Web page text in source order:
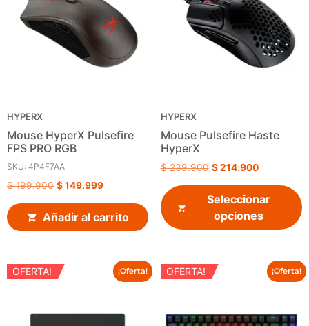
HYPERX
Mouse HyperX Pulsefire
FPS PRO RGB
SKU: 4P4F7AA
$199.900 $149.999
Añadir al carrito
HYPERX
Mouse Pulsefire Haste
HyperX
$239.900 $214.900
Seleccionar
opciones
¡Oferta!
OFERTA! ¡Oferta!
OFERTA!